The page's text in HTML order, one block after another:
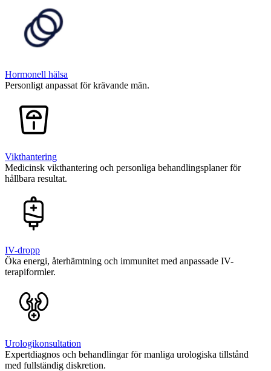
Hormonell hälsa
Personligt anpassat för krävande män.
Vikthantering
Medicinsk vikthantering och personliga behandlingsplaner för
hållbara resultat.
IV-dropp
Öka energi, återhämtning och immunitet med anpassade IV-
terapiformler.
Urologikonsultation
Expertdiagnos och behandlingar för manliga urologiska tillstånd
med fullständig diskretion.